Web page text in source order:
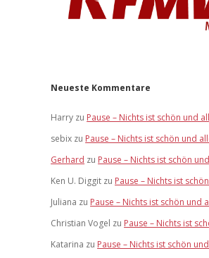
Neueste Kommentare
Harry zu Pause – Nichts ist schön und
sebix zu Pause – Nichts ist schön und
Gerhard zu Pause – Nichts ist schön
Ken U. Diggit zu Pause – Nichts ist
Juliana zu Pause – Nichts ist schön und
Christian Vogel zu Pause – Nichts ist
Katarina zu Pause – Nichts ist schön